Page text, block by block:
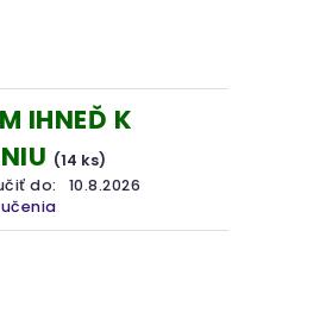
IHNEĎ K
(14 ks)
do:
10.8.2026